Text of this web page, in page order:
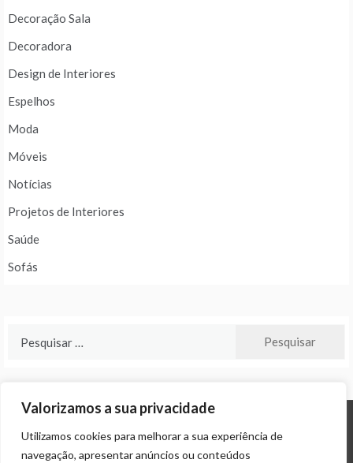
Valorizamos a sua privacidade
Utilizamos cookies para melhorar a sua experiência de
navegação, apresentar anúncios ou conteúdos
Decoração Sala
Decoradora
Design de Interiores
Espelhos
Moda
Móveis
Notícias
Projetos de Interiores
Saúde
Sofás
© ALL RIGHTS RESERVED 2024 THEME: PROMOS BYTEMPLATE SELL